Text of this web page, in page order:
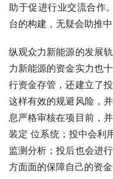
助于促进行业交流合作
台的构建，无疑会助推
纵观众力新能源的发展
力新能源的资金实力也
行资金存管，还建立了
这样有效的规避风险，
息严格审核在项目前，
装定 位系统；投中会利
监测分析；投后也会进
方面面的保障自己的资金